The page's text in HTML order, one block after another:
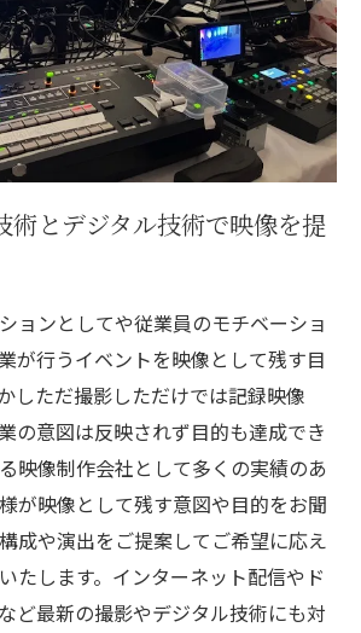
術とデジタル技術で映像を提
ョンとしてや従業員のモチベーショ
が行うイベントを映像として残す目
しただ撮影しただけでは記録映像
の意図は反映されず目的も達成でき
映像制作会社として多くの実績のあ
が映像として残す意図や目的をお聞
成や演出をご提案してご希望に応え
たします。インターネット配信やド
ど最新の撮影やデジタル技術にも対